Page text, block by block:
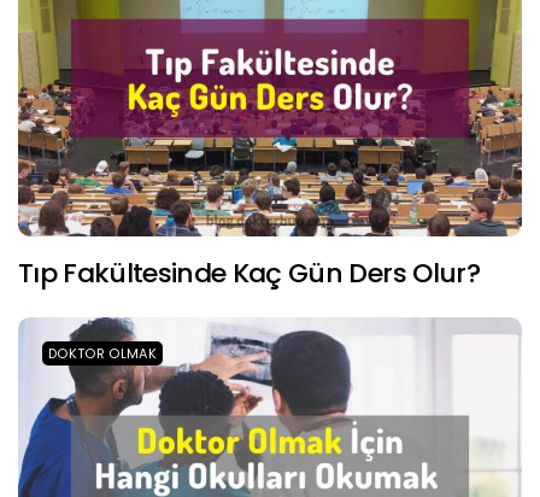
Tıp Fakültesinde Kaç Gün Ders Olur?
DOKTOR OLMAK